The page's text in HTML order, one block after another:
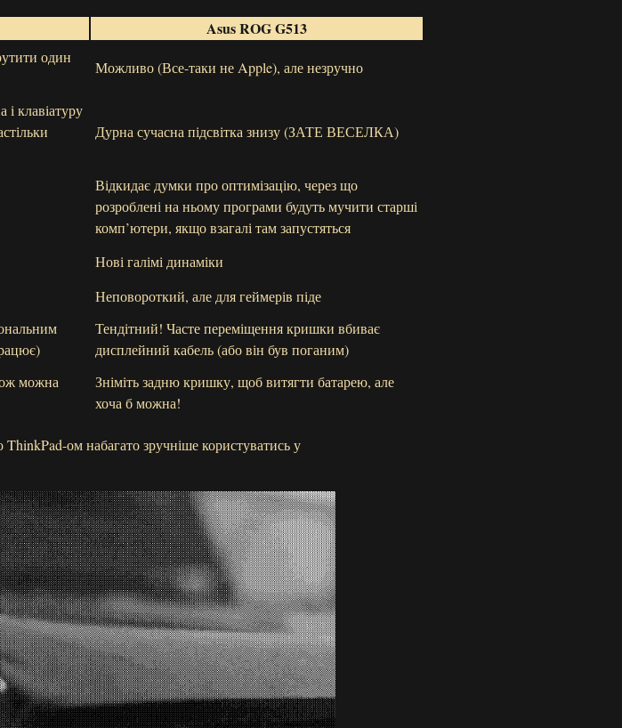
Asus ROG G513
один
Можливо (Все-таки не Apple), але незручно
клавіатуру
Дурна сучасна підсвітка знизу (ЗАТЕ ВЕСЕЛКА)
Відкидає думки про оптимізацію, через що
розроблені на ньому програми будуть мучити старші
комп’ютери, якщо взагалі там запустяться
Нові галімі динаміки
Неповороткий, але для геймерів піде
Тендітний! Часте переміщення кришки вбиває
дисплейний кабель (або він був поганим)
можна
Зніміть задню кришку, щоб витягти батарею, але
хоча б можна!
ом набагато зручніше користуватись у